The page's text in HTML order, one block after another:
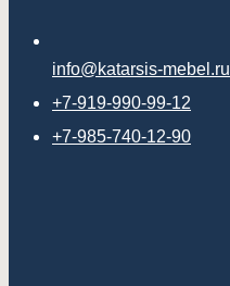
info@katarsis-mebel.ru
+7-919-990-99-12
+7-985-740-12-90